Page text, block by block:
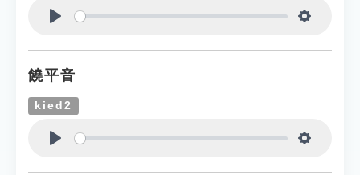
饒平音
kied2